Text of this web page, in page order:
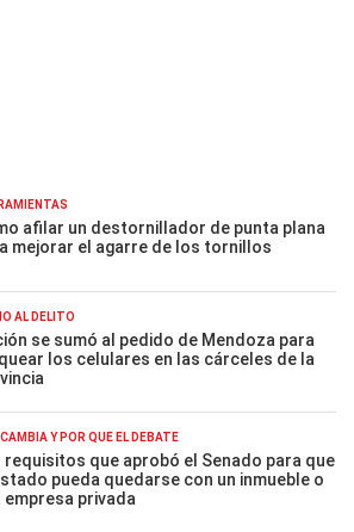
afilar un destornillador de punta plana
mejorar el agarre de los tornillos
AL DELITO
se sumó al pedido de Mendoza para
los celulares en las cárceles de la
Y POR QUÉ EL DEBATE
requisitos que aprobó el Senado para que
pueda quedarse con un inmueble o
empresa privada